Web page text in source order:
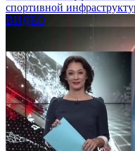
спортивной
ВИДЕО